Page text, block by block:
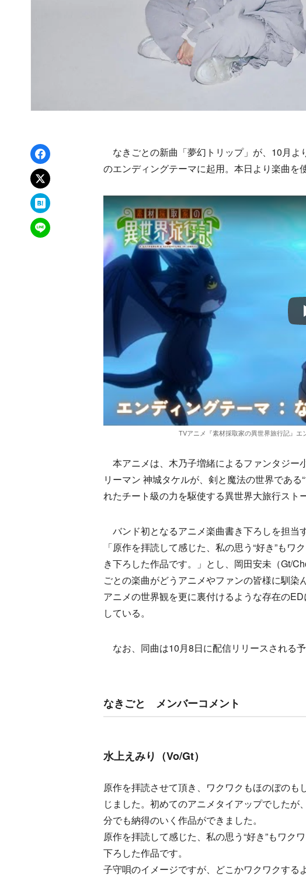
Facebookでシェア
xでポスト
はてなブックマーク
LINEで送る
なきごとの新曲「夢幻トリップ」が、10月よ
のエンディングテーマに起用。本日より楽曲を
TVアニメ『素材採取家の異世界旅行記』エ
本アニメは、木乃子増緒によるファンタジー
リーマン 神城タケルが、剣と魔法の世界であ
れたチート級の力を駆使する異世界大旅行スト
バンド初となるアニメ楽曲書き下ろしを担当
「原作を拝読して感じた、私の思う“好き”も
き下ろした作品です。」とし、岡田安未（Gt/
ごとの楽曲がどうアニメやファンの皆様に馴染
アニメの世界観を更に裏付けるような存在の
している。
なお、同曲は10月8日に配信リリースされる予
なきごと メンバーコメント
水上えみり（Vo/Gt）
原作を拝読させて頂き、ワクワクもほのぼのも
じました。初めてのアニメタイアップでした
分でも納得のいく作品ができました。
原作を拝読して感じた、私の思う“好き”もワク
下ろした作品です。
子守唄のイメージですが、どこかワクワクする